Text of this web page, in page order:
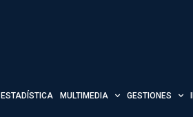
ESTADÍSTICA MULTIMEDIA GESTIONES